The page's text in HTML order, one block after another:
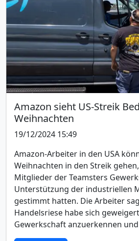
Amazon sieht US-Streik
Weihnachten
19/12/2024 15:49
Amazon-Arbeiter in den USA
Weihnachten in den Streik
Mitglieder der Teamsters
Unterstützung der industriellen
gestimmt hatten. Die Arbeiter
Handelsriese habe sich
Gewerkschaft anzuerkennen